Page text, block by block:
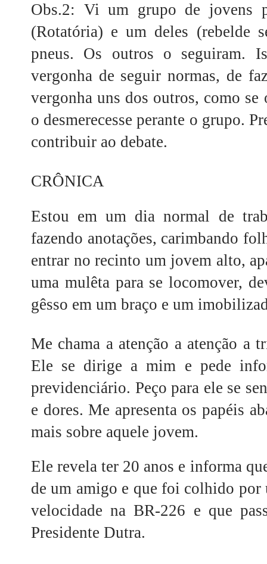
Obs.2: Vi um grupo de jovens
(Rotatória) e um deles (rebelde
pneus. Os outros o seguiram.
vergonha de seguir normas, de
vergonha uns dos outros, como
o desmerecesse perante o grupo.
contribuir ao debate.
CRÔNICA
Estou em um dia normal de
fazendo anotações, carimbando
entrar no recinto um jovem alto,
uma mulêta para se locomover,
gêsso em um braço e um
Me chama a atenção a atenção a
Ele se dirige a mim e pede
previdenciário. Peço para ele se
e dores. Me apresenta os papéis
mais sobre aquele jovem.
Ele revela ter 20 anos e informa
de um amigo e que foi colhido por
velocidade na BR-226 e que
Presidente Dutra.